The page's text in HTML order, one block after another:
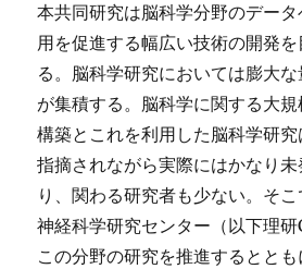
本共同研究は脳科学分野のデー
用を促進する幅広い技術の開発
る。脳科学研究においては膨大
が集積する。脳科学に関する大
構築とこれを利用した脳科学研
指摘されながら実際にはかなり
り、関わる研究者も少ない。そ
神経科学研究センター（以下理研
この分野の研究を推進するとと